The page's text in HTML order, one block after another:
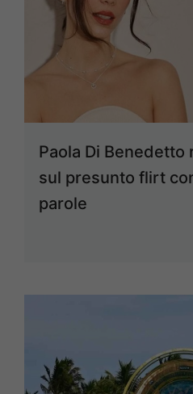
Paola Di Benedetto
sul presunto flirt
parole